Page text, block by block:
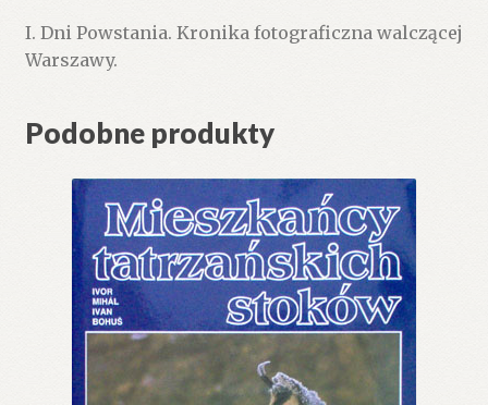
I. Dni Powstania. Kronika fotograficzna walczącej
Warszawy.
Podobne produkty